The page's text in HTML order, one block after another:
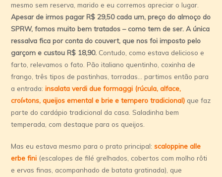
mesmo sem reserva, marido e eu corremos apreciar o lugar.
Apesar de irmos pagar R$ 29,50 cada um, preço do almoço do
SPRW, fomos muito bem tratados – como tem de ser. A única
ressalva fica por conta do couvert, que nos foi imposto pelo
garçom e custou R$ 18,90. Contudo, como estava delicioso e
farto, relevamos o fato. Pão italiano quentinho, coxinha de
frango, três tipos de pastinhas, torradas… partimos então para
a entrada: insalata verdi due formaggi (rúcula, alface,
croí»tons, queijos emental e brie e tempero tradicional) que faz
parte do cardápio tradicional da casa. Saladinha bem
temperada, com destaque para os queijos.
Mas eu estava mesmo para o prato principal:scaloppine alle
erbe fini (escalopes de filé grelhados, cobertos com molho rôti
e ervas finas, acompanhado de batata gratinada), que